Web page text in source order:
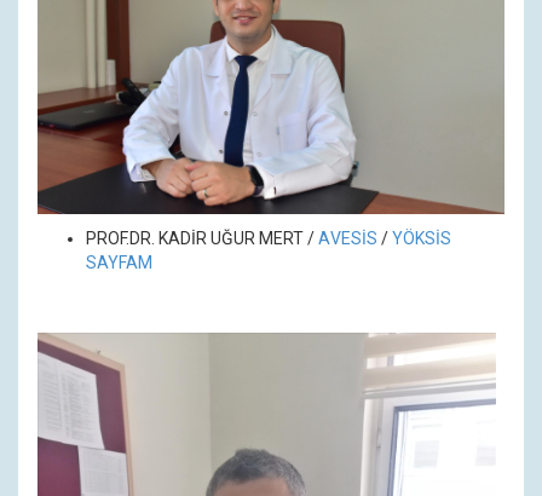
PROF.DR. KADİR UĞUR MERT/AVESİS /YÖKSİS
SAYFAM